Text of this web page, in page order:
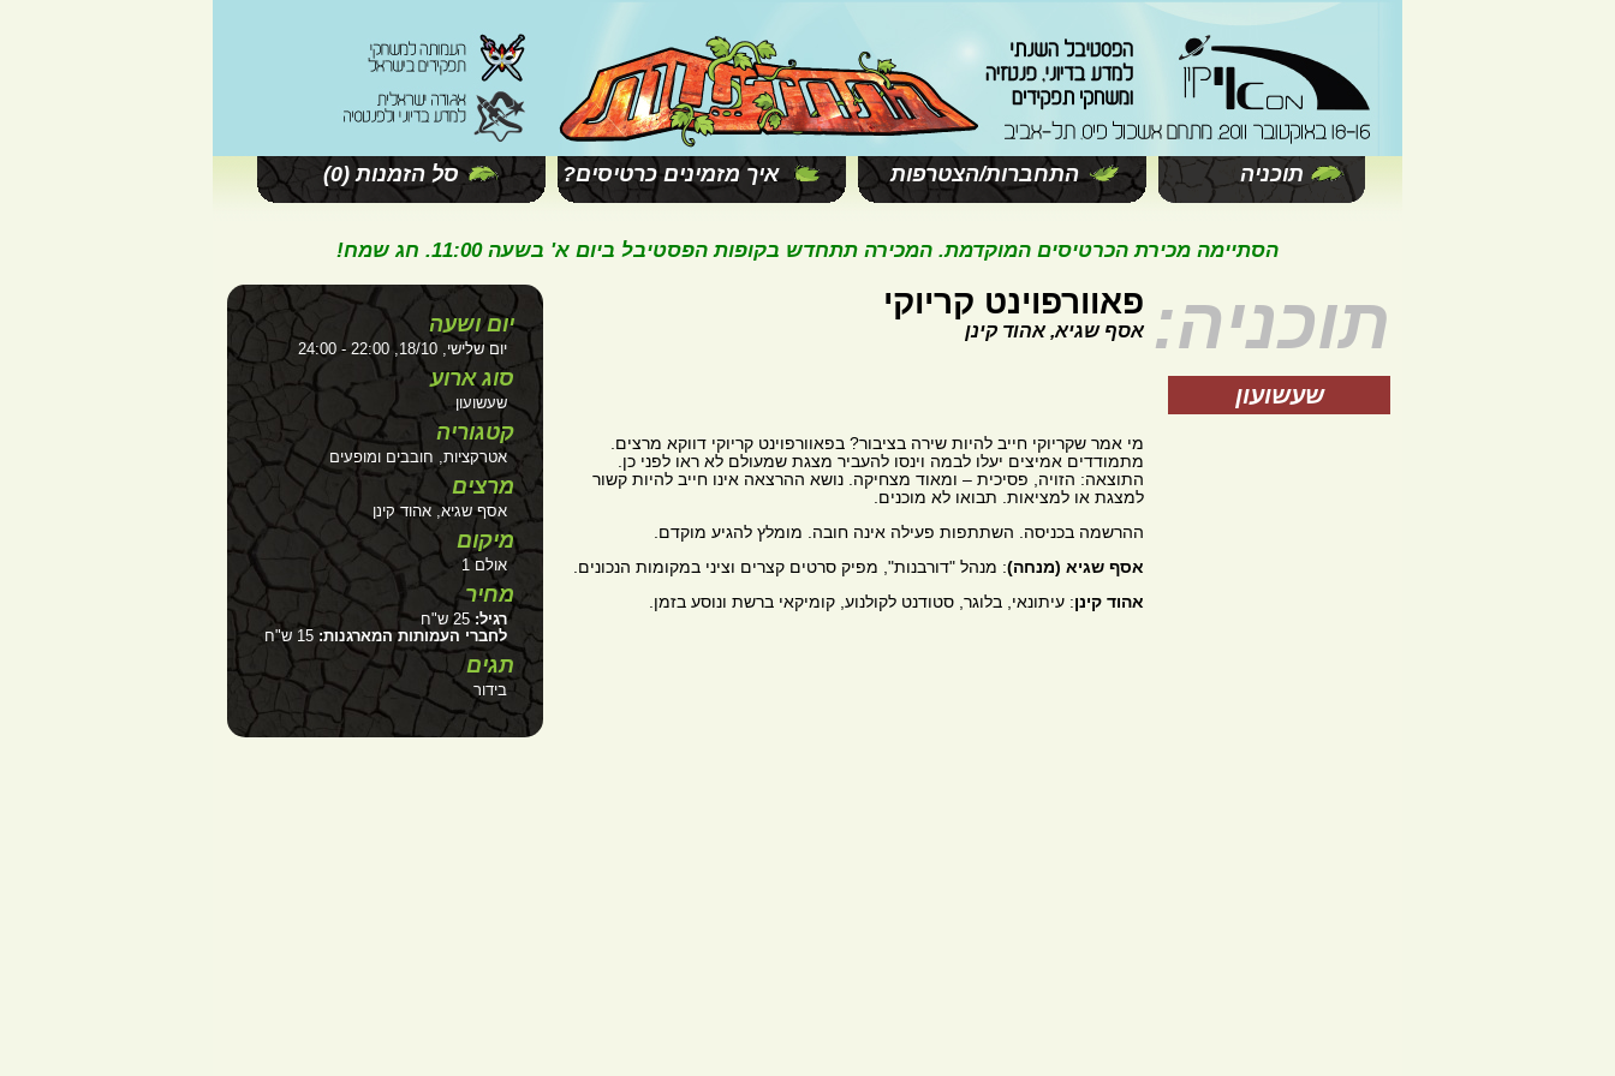
תוכניה התחברות/הצטרפות איך מזמינים כרטיסים? סל הזמנות (0)
הסתיימה מכירת הכרטיסים המוקדמת. המכירה תתחדש בקופות הפסטיבל ביום א' בשעה 11:00. חג שמח!
תוכניה:
שעשועון
פאוורפוינט קריוקי
אסף שגיא, אהוד קינן
מי אמר שקריוקי חייב להיות שירה בציבור? בפאוורפוינט קריוקי דווקא מרצים.
מתמודדים אמיצים יעלו לבמה וינסו להעביר מצגת שמעולם לא ראו לפני כן.
התוצאה: הזויה, פסיכית – ומאוד מצחיקה. נושא ההרצאה אינו חייב להיות קשור
למצגת או למציאות. תבואו לא מוכנים.
ההרשמה בכניסה. השתתפות פעילה אינה חובה. מומלץ להגיע מוקדם.
אסף שגיא (מנחה): מנהל "דורבנות", מפיק סרטים קצרים וציני במקומות הנכונים.
אהוד קינן: עיתונאי, בלוגר, סטודנט לקולנוע, קומיקאי ברשת ונוסע בזמן.
יום ושעה
יום שלישי, 18/10, 22:00 - 24:00
סוג ארוע
שעשועון
קטגוריה
אטרקציות, חובבים ומופעים
מרצים
אסף שגיא, אהוד קינן
מיקום
אולם 1
מחיר
רגיל:25 ש"ח
לחברי העמותות המארגנות:
תגים
בידור